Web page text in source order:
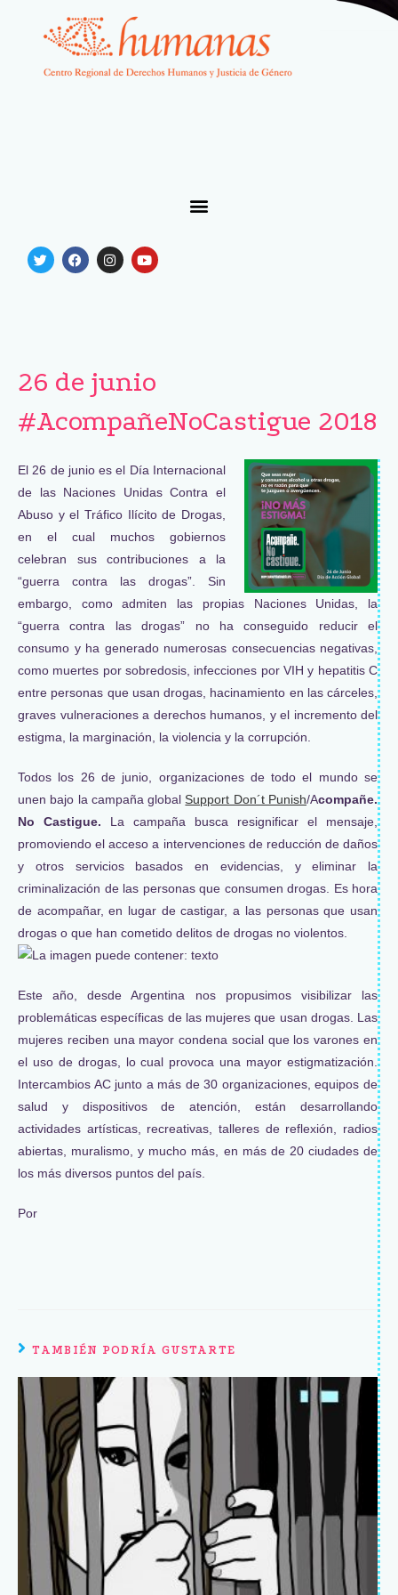
26 de junio
#AcompañeNoCastigue 2018
El 26 de junio es el Día Internacional
de las Naciones Unidas Contra el
Abuso y el Tráfico Ilícito de Drogas,
en el cual muchos gobiernos
celebran sus contribuciones a la
“guerra contra las drogas”. Sin
embargo, como admiten las propias Naciones Unidas, la
“guerra contra las drogas” no ha conseguido reducir el
consumo y ha generado numerosas consecuencias negativas,
como muertes por sobredosis, infecciones por VIH y hepatitis C
entre personas que usan drogas, hacinamiento en las cárceles,
graves vulneraciones a derechos humanos, y el incremento del
estigma, la marginación, la violencia y la corrupción.
Todos los 26 de junio, organizaciones de todo el mundo se
unen bajo la campaña globalSupport Don´t Punish/Acompañe.
No Castigue. La campaña busca resignificar el mensaje,
promoviendo el acceso a intervenciones de reducción de daños
y otros servicios basados en evidencias, y eliminar la
criminalización de las personas que consumen drogas. Es hora
de acompañar, en lugar de castigar, a las personas que usan
drogas o que han cometido delitos de drogas no violentos.
Este año, desde Argentina nos propusimos visibilizar las
problemáticas específicas de las mujeres que usan drogas. Las
mujeres reciben una mayor condena social que los varones en
el uso de drogas, lo cual provoca una mayor estigmatización.
Intercambios AC junto a más de 30 organizaciones, equipos de
salud y dispositivos de atención, están desarrollando
actividades artísticas, recreativas, talleres de reflexión, radios
abiertas, muralismo, y mucho más, en más de 20 ciudades de
los más diversos puntos del país.
Por
TAMBIÉN PODRÍA GUSTARTE